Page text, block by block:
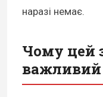
наразі немає.
Чому цей
важливий